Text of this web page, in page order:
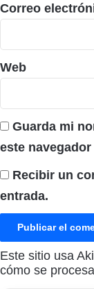
*
Correo
Web
Guarda mi
este
Recibir un
entrada.
Este sitio usa
cómo se